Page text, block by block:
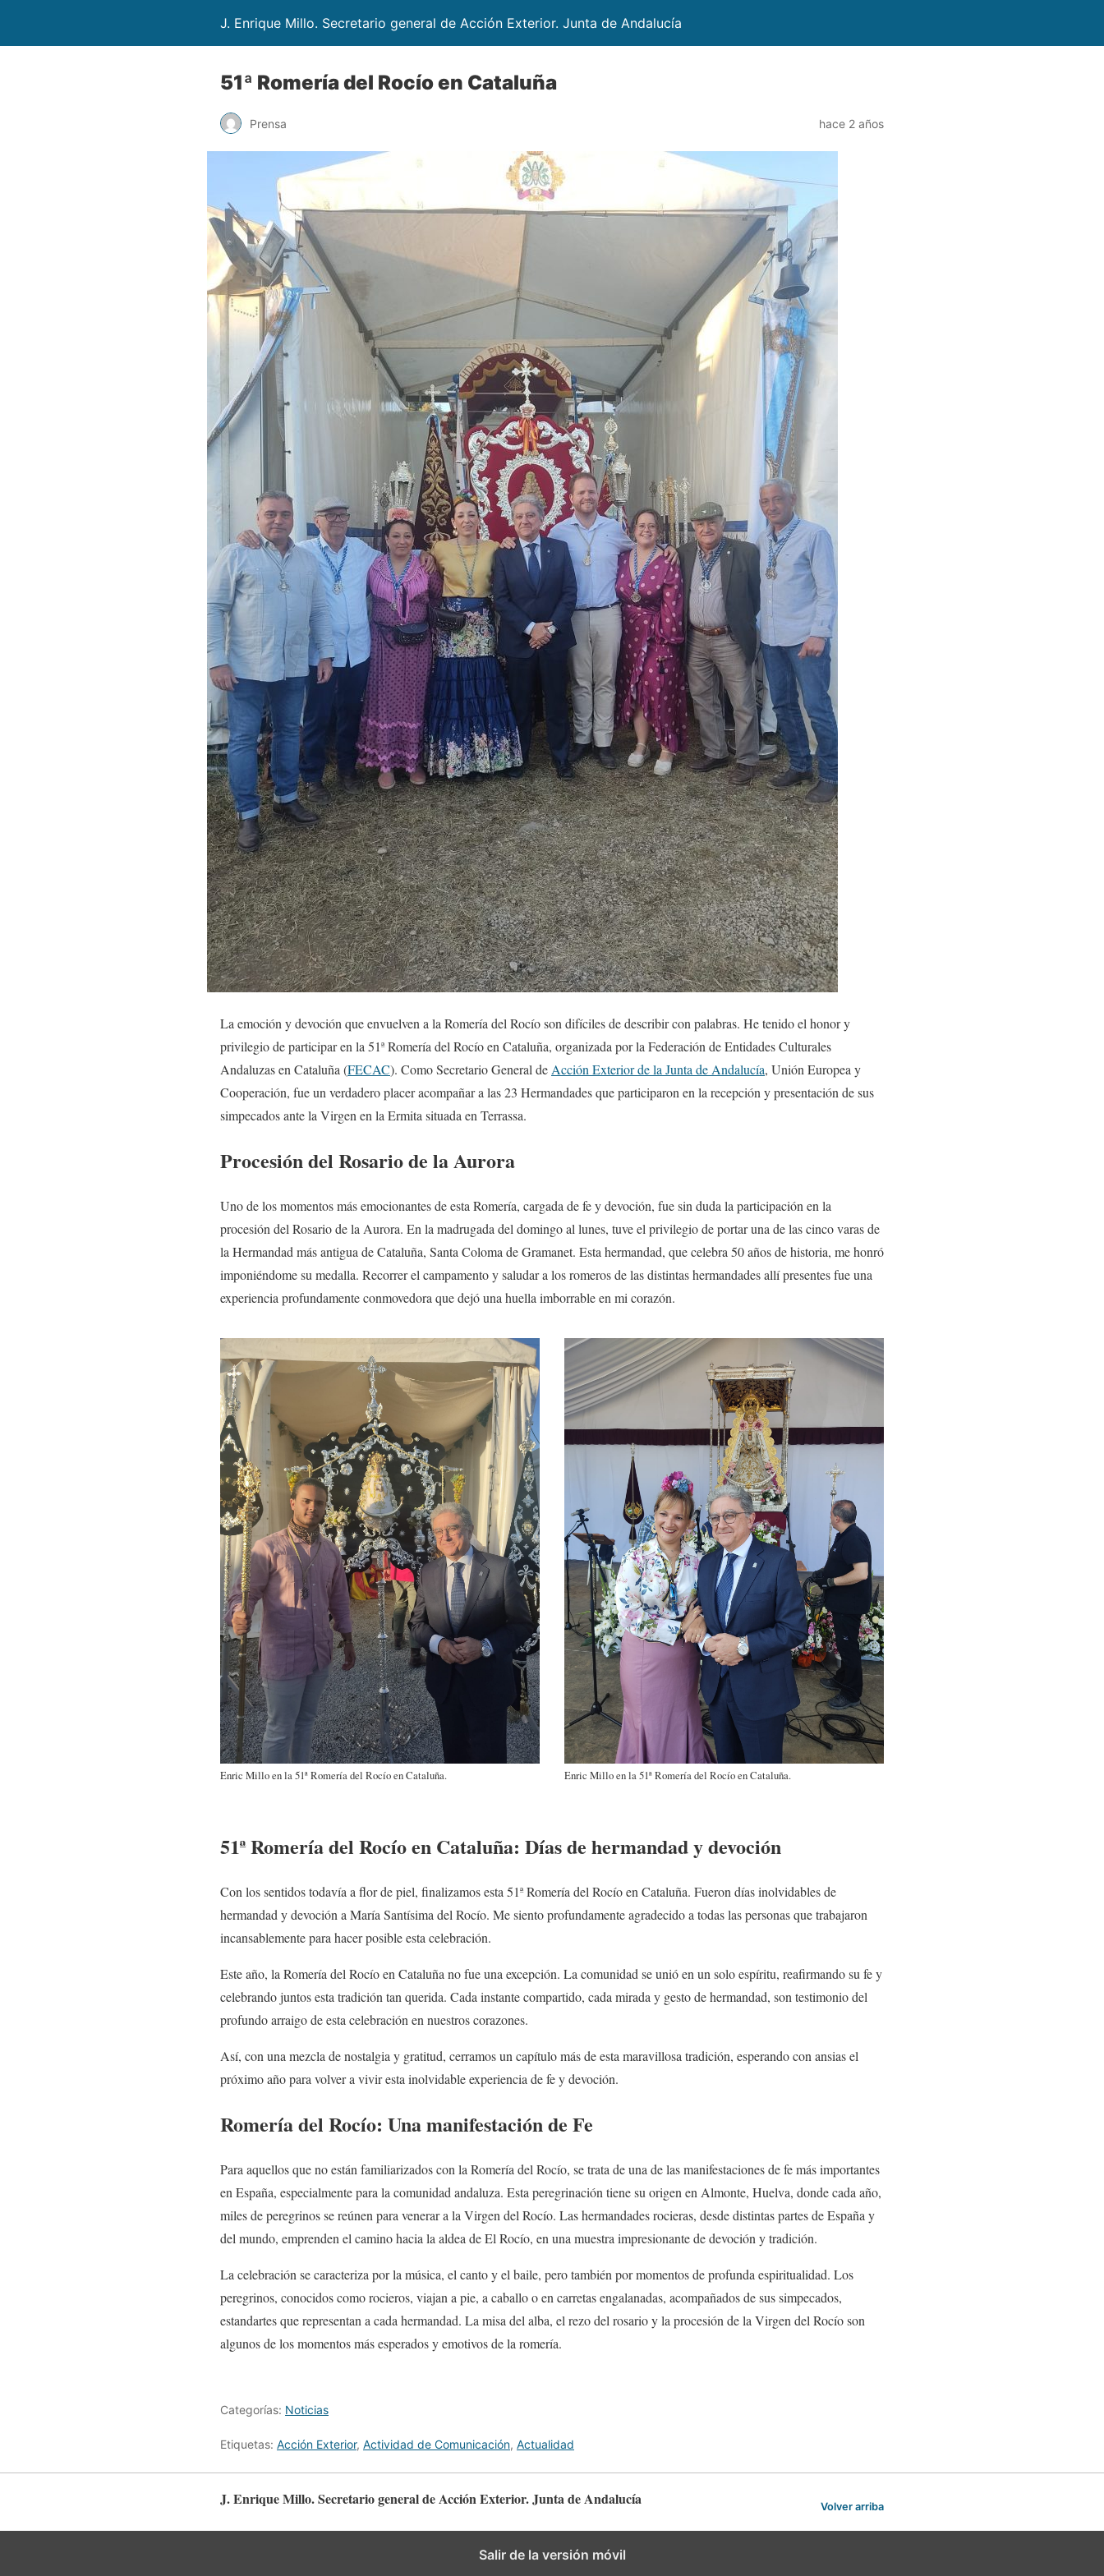
J. Enrique Millo. Secretario general de Acción Exterior. Junta de Andalucía
51ª Romería del Rocío en Cataluña
Prensa hace 2 años
La emoción y devoción que envuelven a la Romería del Rocío son difíciles de describir con palabras. He tenido el honor y
privilegio de participar en la 51ª Romería del Rocío en Cataluña, organizada por la Federación de Entidades Culturales
Andaluzas en Cataluña (FECAC). Como Secretario General de Acción Exterior de la Junta de Andalucía, Unión Europea y
Cooperación, fue un verdadero placer acompañar a las 23 Hermandades que participaron en la recepción y presentación de sus
simpecados ante la Virgen en la Ermita situada en Terrassa.
Procesión del Rosario de la Aurora
Uno de los momentos más emocionantes de esta Romería, cargada de fe y devoción, fue sin duda la participación en la
procesión del Rosario de la Aurora. En la madrugada del domingo al lunes, tuve el privilegio de portar una de las cinco varas de
la Hermandad más antigua de Cataluña, Santa Coloma de Gramanet. Esta hermandad, que celebra 50 años de historia, me honró
imponiéndome su medalla. Recorrer el campamento y saludar a los romeros de las distintas hermandades allí presentes fue una
experiencia profundamente conmovedora que dejó una huella imborrable en mi corazón.
Enric Millo en la 51ª Romería del Rocío en Cataluña. Enric Millo en la 51ª Romería del Rocío en Cataluña.
51ª Romería del Rocío en Cataluña: Días de hermandad y devoción
Con los sentidos todavía a flor de piel, finalizamos esta 51ª Romería del Rocío en Cataluña. Fueron días inolvidables de
hermandad y devoción a María Santísima del Rocío. Me siento profundamente agradecido a todas las personas que trabajaron
incansablemente para hacer posible esta celebración.
Este año, la Romería del Rocío en Cataluña no fue una excepción. La comunidad se unió en un solo espíritu, reafirmando su fe y
celebrando juntos esta tradición tan querida. Cada instante compartido, cada mirada y gesto de hermandad, son testimonio del
profundo arraigo de esta celebración en nuestros corazones.
Así, con una mezcla de nostalgia y gratitud, cerramos un capítulo más de esta maravillosa tradición, esperando con ansias el
próximo año para volver a vivir esta inolvidable experiencia de fe y devoción.
Romería del Rocío: Una manifestación de Fe
Para aquellos que no están familiarizados con la Romería del Rocío, se trata de una de las manifestaciones de fe más importantes
en España, especialmente para la comunidad andaluza. Esta peregrinación tiene su origen en Almonte, Huelva, donde cada año,
miles de peregrinos se reúnen para venerar a la Virgen del Rocío. Las hermandades rocieras, desde distintas partes de España y
del mundo, emprenden el camino hacia la aldea de El Rocío, en una muestra impresionante de devoción y tradición.
La celebración se caracteriza por la música, el canto y el baile, pero también por momentos de profunda espiritualidad. Los
peregrinos, conocidos como rocieros, viajan a pie, a caballo o en carretas engalanadas, acompañados de sus simpecados,
estandartes que representan a cada hermandad. La misa del alba, el rezo del rosario y la procesión de la Virgen del Rocío son
algunos de los momentos más esperados y emotivos de la romería.
Categorías: Noticias
Etiquetas: Acción Exterior, Actividad de Comunicación, Actualidad
J. Enrique Millo. Secretario general de Acción Exterior. Junta de Andalucía Volver arriba
Salir de la versión móvil